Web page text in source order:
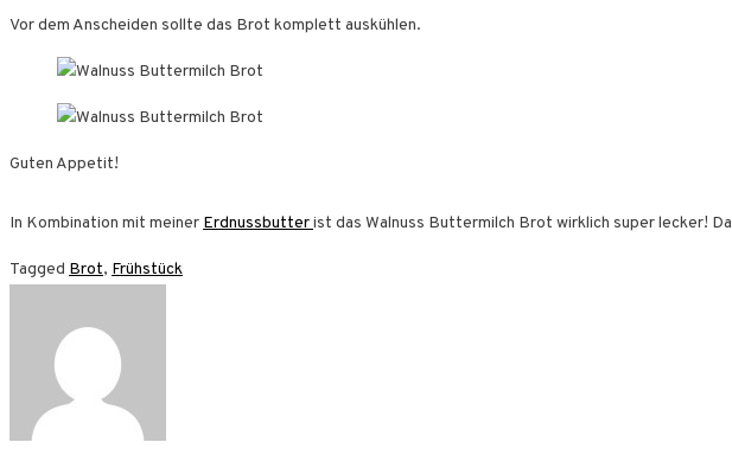
Vor dem Anscheiden sollte das Brot komplett auskühlen.
Guten Appetit!
In Kombination mit meinerErdnussbutterist das Walnuss Buttermilch Brot wirklich super lecker!
Tagged Brot, Frühstück